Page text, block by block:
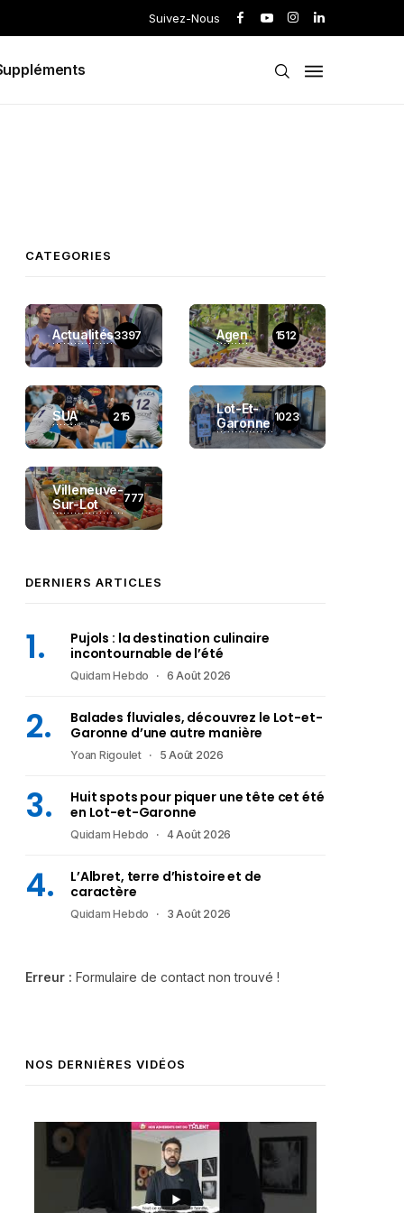
Suivez-Nous
CATEGORIES
Actualités3397 Agen 1512
SUA 215
Lot-Et-
Garonne 1023
Villeneuve-
Sur-Lot
777
DERNIERS ARTICLES
Pujols : la destination culinaire
incontournable de l’été
Quidam Hebdo 6 Août 2026
Balades fluviales, découvrez le Lot-et-
Garonne d’une autre manière
Yoan Rigoulet 5 Août 2026
Huit spots pour piquer une tête cet été
en Lot-et-Garonne
Quidam Hebdo 4 Août 2026
L’Albret, terre d’histoire et de
caractère
Quidam Hebdo 3 Août 2026
Erreur : Formulaire de contact non trouvé !
NOS DERNIÈRES VIDÉOS